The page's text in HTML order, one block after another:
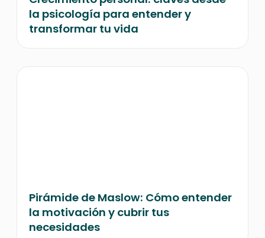
la psicología para entender y
transformar tu vida
Pirámide de Maslow: Cómo entender
la motivación y cubrir tus
necesidades